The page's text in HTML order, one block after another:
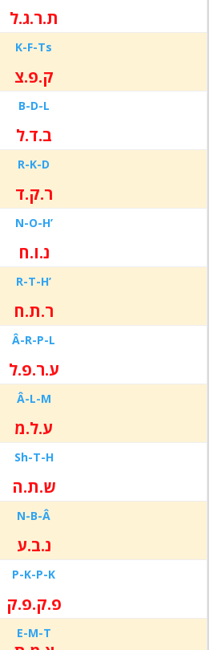
ת.ר.ג.ל
K-F-Ts
ק.פ.צ
B-D-L
ב.ד.ל
R-K-D
ר.ק.ד
N-O-H’
נ.ו.ח
R-T-H’
ר.ת.ח
Â-R-P-L
ע.ר.פ.ל
Â-L-M
ע.ל.מ
Sh-T-H
ש.ת.ה
N-B-Â
נ.ב.ע
P-K-P-K
פ.ק.פ.ק
E-M-T